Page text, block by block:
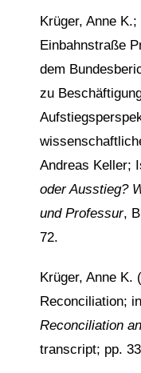
Krüger, Anne
Einbahnstraße
dem
zu
Andreas Keller;
oder Ausstieg?
und Professur,
72.
Krüger, Anne K.
Reconciliation;
Reconciliation
transcript; pp.